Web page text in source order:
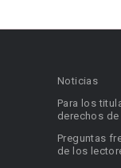
Noticias
Para los
derechos de
Preguntas
de los